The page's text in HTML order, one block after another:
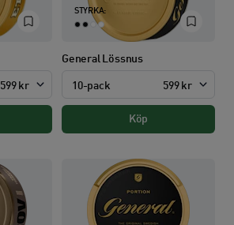
599 kr
STYRKA:
General Lössnus
10-pack 599 kr
Köp